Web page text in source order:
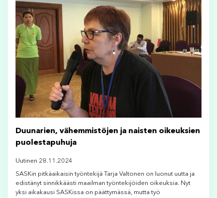
Duunarien, vähemmistöjen ja naisten oikeuksien
puolestapuhuja
Uutinen 28.11.2024
SASKin pitkäaikaisin työntekijä Tarja Valtonen on luonut uutta ja
edistänyt sinnikkäästi maailman työntekijöiden oikeuksia. Nyt
yksi aikakausi SASKissa on päättymässä, mutta työ